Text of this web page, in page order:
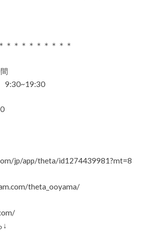
＊＊＊＊＊＊＊＊＊
9:30~19:30
jp/app/theta/id1274439981?mt=8
theta_ooyama/
↓